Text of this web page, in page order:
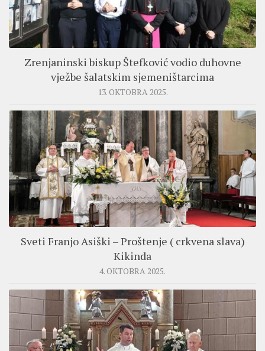
Zrenjaninski biskup Štefković vodio duhovne
vježbe šalatskim sjemeništarcima
13. OKTOBRA 2025.
Sveti Franjo Asiški – Proštenje ( crkvena slava)
Kikinda
4. OKTOBRA 2025.